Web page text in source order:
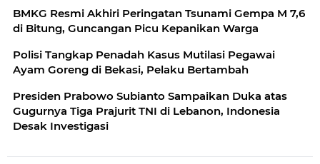
BMKG Resmi Akhiri Peringatan Tsunami Gempa M 7,6
di Bitung, Guncangan Picu Kepanikan Warga
Polisi Tangkap Penadah Kasus Mutilasi Pegawai
Ayam Goreng di Bekasi, Pelaku Bertambah
Presiden Prabowo Subianto Sampaikan Duka atas
Gugurnya Tiga Prajurit TNI di Lebanon, Indonesia
Desak Investigasi